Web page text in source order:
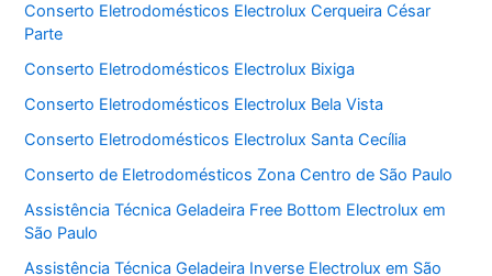
Conserto Eletrodomésticos Electrolux Cerqueira César
Parte
Conserto Eletrodomésticos Electrolux Bixiga
Conserto Eletrodomésticos Electrolux Bela Vista
Conserto Eletrodomésticos Electrolux Santa Cecília
Conserto de Eletrodomésticos Zona Centro de São Paulo
Assistência Técnica Geladeira Free Bottom Electrolux em
São Paulo
Assistência Técnica Geladeira Inverse Electrolux em São